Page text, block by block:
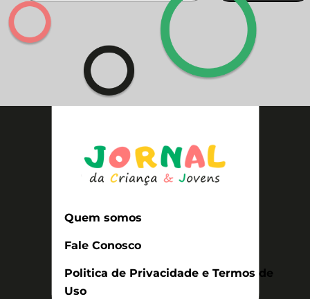
Quem somos
Fale Conosco
Politica de Privacidade e Termos de
Uso